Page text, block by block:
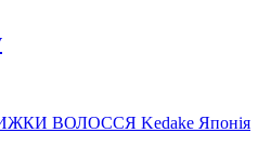
ВОЛОССЯ Kedake Японія